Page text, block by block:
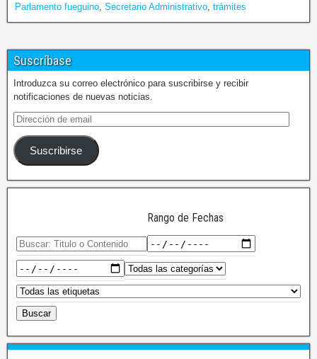
Parlamento fueguino Secretario Administrativo trámites
Suscríbase
Introduzca su correo electrónico para suscribirse y recibir
notificaciones de nuevas noticias.
Suscribirse
Rango de Fechas